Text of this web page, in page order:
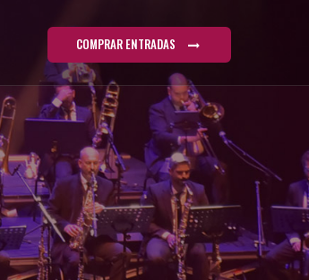
COMPRAR ENTRADAS